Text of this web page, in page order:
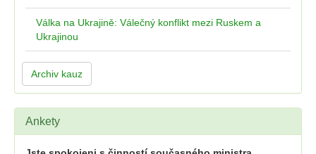
Válka na Ukrajině: Válečný konflikt mezi Ruskem a
Ukrajinou
Archiv kauz
Ankety